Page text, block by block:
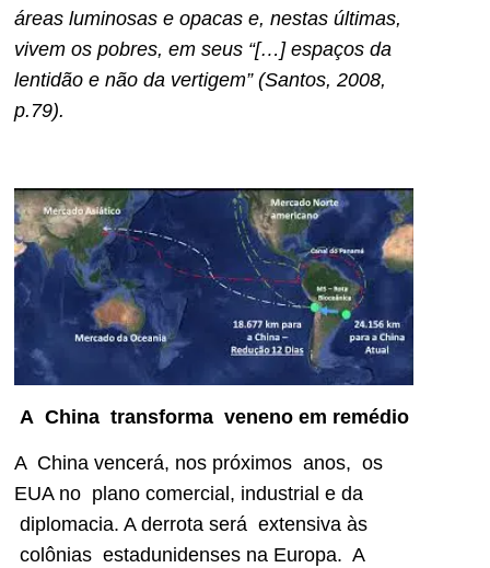
áreas luminosas e opacas e, nestas últimas,
vivem os pobres, em seus “[…] espaços da
lentidão e não da vertigem” (Santos, 2008,
p.79).
A China transforma veneno em remédio
A China vencerá, nos próximos anos, os
EUA no plano comercial, industrial e da
diplomacia. A derrota será extensiva às
colônias estadunidenses na Europa. A